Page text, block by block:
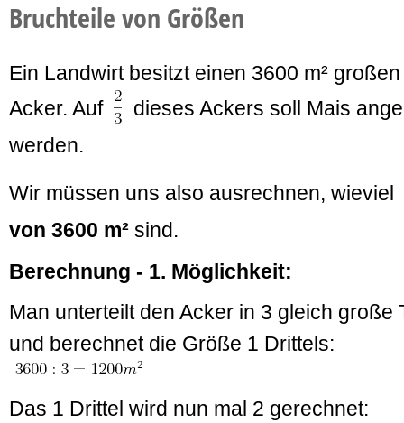
Bruchteile von Größen
Ein Landwirt besitzt einen 3600 m² großen
Acker. Auf
dieses Ackers soll Mais
werden.
Wir müssen uns also ausrechnen, wieviel
von 3600 m² sind.
Berechnung - 1. Möglichkeit:
Man unterteilt den Acker in 3 gleich große
und berechnet die Größe 1 Drittels:
Das 1 Drittel wird nun mal 2 gerechnet: